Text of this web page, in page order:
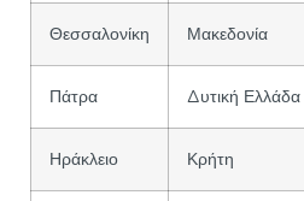
Θεσσαλονίκη Μακεδονία
Πάτρα Δυτική Ελλάδα
Ηράκλειο Κρήτη